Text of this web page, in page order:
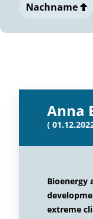
Nachname
Anna
(
Bioenergy
extreme